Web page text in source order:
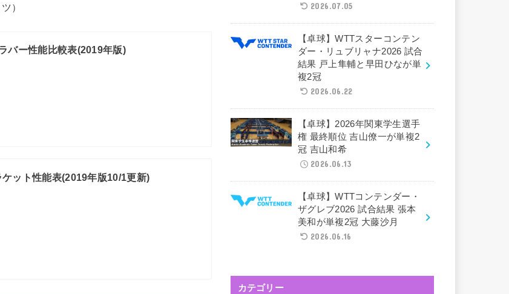
）
バー性能比較表(2019年版)
ット性能表(2019年版10/1更新)
2026.07.05
【卓球】WTTスターコンテン
ダー・リュブリャナ2026 試合
結果 戸上隼輔と早田ひなが単
複2冠
2026.06.22
【卓球】2026年関東学生選手
権 最終順位 吉山僚一が単複2
冠 吉山和希
2026.06.13
【卓球】WTTコンテンダー・
ザグレブ2026 試合結果 張本
美和が単複2冠 大藤沙月
2026.06.16
カテゴリー